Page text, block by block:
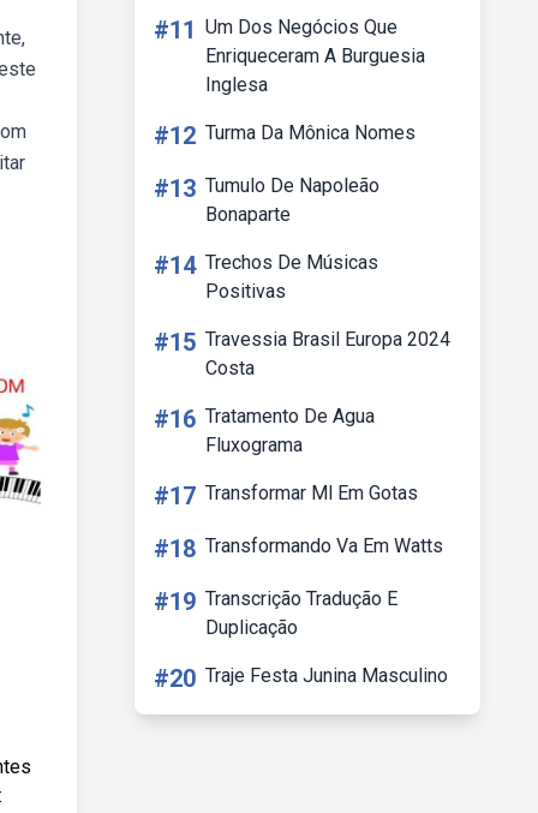
#11 Um Dos Negócios Que
Enriqueceram A Burguesia
Inglesa
#12 Turma Da Mônica Nomes
#13 Tumulo De Napoleão
Bonaparte
#14 Trechos De Músicas
Positivas
#15 Travessia Brasil Europa 2024
Costa
#16 Tratamento De Agua
Fluxograma
#17 Transformar Ml Em Gotas
#18 Transformando Va Em Watts
#19 Transcrição Tradução E
Duplicação
#20 Traje Festa Junina Masculino